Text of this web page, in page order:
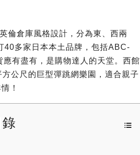
倫倉庫風格設計，分為東、西兩
40多家日本本土品牌，包括ABC-
有盡有，是購物達人的天堂。西館
公尺的巨型彈跳網樂園，適合親子
！